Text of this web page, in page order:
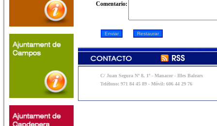
Comentario:
C/ Juan Segura Nº 8, 1º - Manacor - Illes Balears
Teléfono: 971 84 45 89 - Móvil: 606 44 29 76